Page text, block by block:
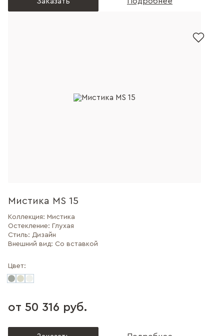
Мистика MS 15
Коллекция: Мистика
Остекление: Глухая
Стиль: Дизайн
Внешний вид: Со вставкой
Цвет:
от 50 316 руб.